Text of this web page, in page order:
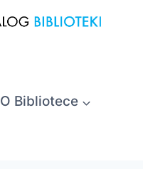
O Bibliotece